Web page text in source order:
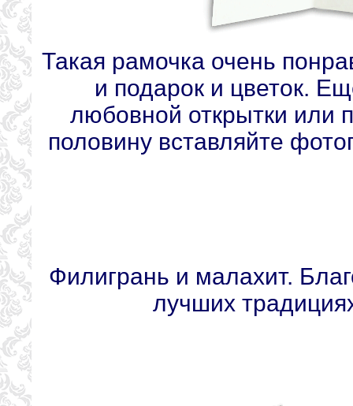
Такая рамочка очень
и подарок и цветок.
любовной открытки или
половину вставляйте
Филигрань и малахит.
лучших